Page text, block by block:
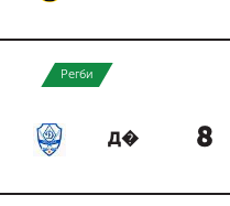
Регби
Д� 8